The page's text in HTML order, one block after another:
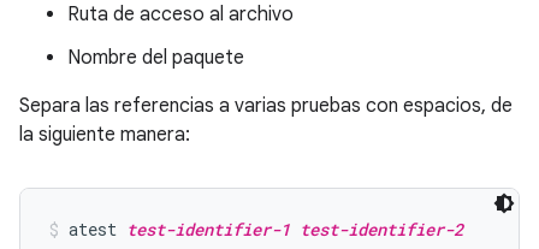
Ruta de acceso al archivo
Nombre del paquete
Separa las referencias a varias pruebas con espacios, de
la siguiente manera:
atest test-identifier-1 test-identifier-2